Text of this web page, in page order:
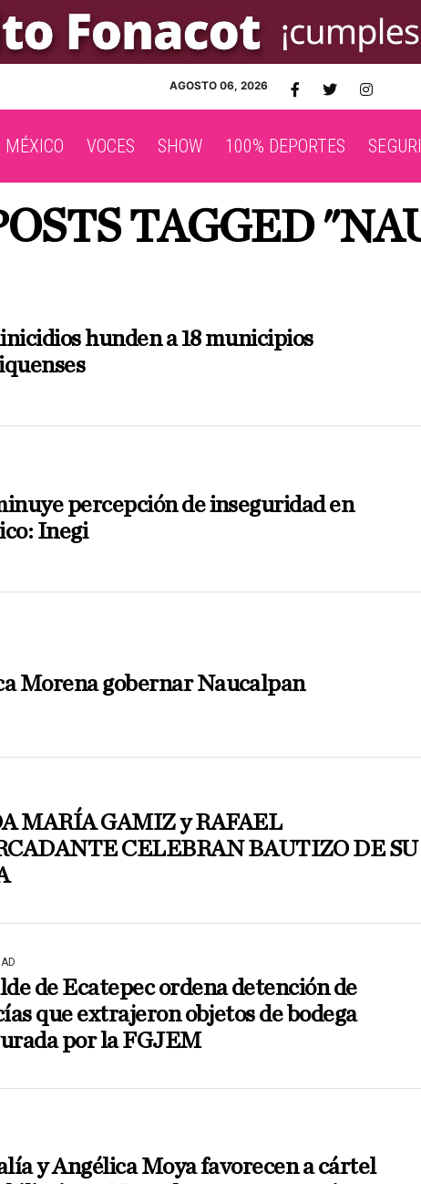
AGOSTO 06, 2026
MÉXICO VOCES SHOW 100% DEPORTES
TAGGED
hunden a 18 municipios
percepción de inseguridad en
Inegi
Morena gobernar Naucalpan
MARÍA GAMIZ y RAFAEL
CELEBRAN BAUTIZO DE SU
de Ecatepec ordena detención de
que extrajeron objetos de bodega
por la FGJEM
y Angélica Moya favorecen a cártel